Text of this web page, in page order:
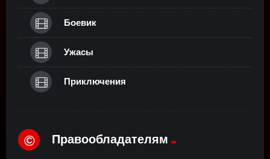
Боевик
Ужасы
Приключения
© Правообладателям